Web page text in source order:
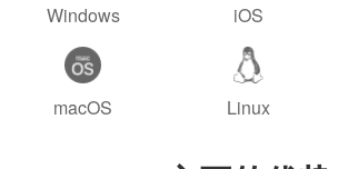
Windows iOS
macOS Linux